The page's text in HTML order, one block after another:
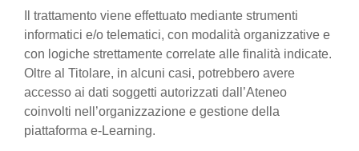
Il trattamento viene effettuato mediante strumenti
informatici e/o telematici, con modalità organizzative e
con logiche strettamente correlate alle finalità indicate.
Oltre al Titolare, in alcuni casi, potrebbero avere
accesso ai dati soggetti autorizzati dall’Ateneo
coinvolti nell’organizzazione e gestione della
piattaforma e-Learning.